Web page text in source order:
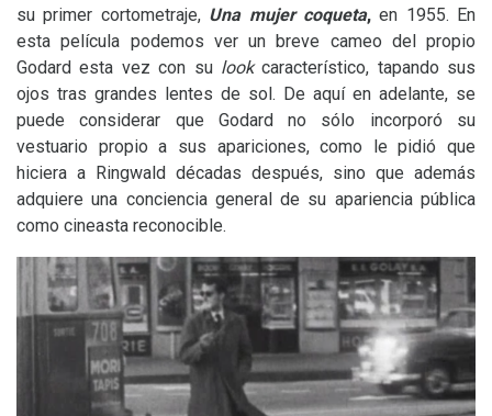
su primer cortometraje, Una mujer coqueta,en 1955. En
esta película podemos ver un breve cameo del propio
Godard esta vez con su lookcaracterístico, tapando sus
ojos tras grandes lentes de sol. De aquí en adelante, se
puede considerar que Godard no sólo incorporó su
vestuario propio a sus apariciones, como le pidió que
hiciera a Ringwald décadas después, sino que además
adquiere una conciencia general de su apariencia pública
como cineasta reconocible.